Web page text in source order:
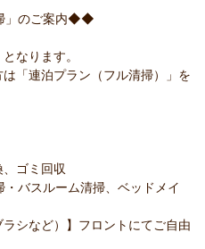
」のご案内◆◆
なります。
「連泊プラン（フル清掃）」を
、ゴミ回収
・バスルーム清掃、ベッドメイ
ラシなど）】フロントにてご自由